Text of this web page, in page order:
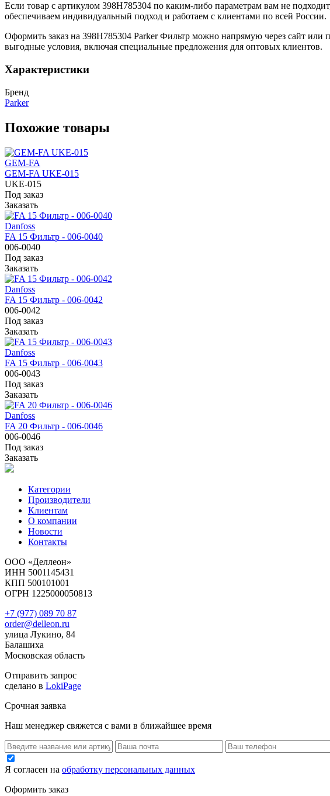
Если товар с артикулом 398H785304 по каким-либо параметрам вам не
обеспечиваем индивидуальный подход и работаем с клиентами по всей России.
Оформить заказ на 398H785304 Parker Фильтр можно напрямую через сайт или
выгодные условия, включая специальные предложения для оптовых клиентов.
Характеристики
Бренд
Parker
Похожие товары
GEM-FA
GEM-FA UKE-015
UKE-015
Под заказ
Заказать
Danfoss
FA 15 Фильтр - 006-0040
006-0040
Под заказ
Заказать
Danfoss
FA 15 Фильтр - 006-0042
006-0042
Под заказ
Заказать
Danfoss
FA 15 Фильтр - 006-0043
006-0043
Под заказ
Заказать
Danfoss
FA 20 Фильтр - 006-0046
006-0046
Под заказ
Заказать
Категории
Производители
Клиентам
О компании
Новости
Контакты
ООО «Деллеон»
ИНН 5001145431
КПП 500101001
ОГРН 1225000050813
+7 (977) 089 70 87
order@delleon.ru
улица Лукино, 84
Балашиха
Московская область
Отправить запрос
сделано в LokiPage
Срочная заявка
Наш менеджер свяжется с вами в ближайшее время
Я согласен на обработку персональных данных
Оформить заказ